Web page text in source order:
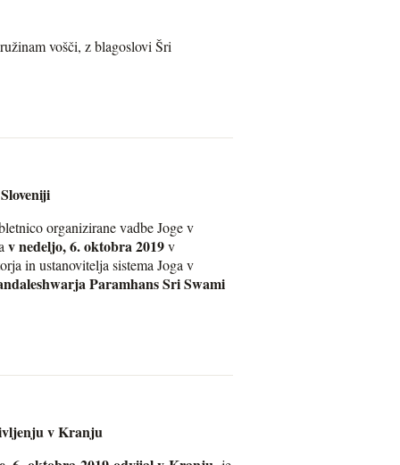
vošči, z blagoslovi Šri
organizirane vadbe Joge v
v nedeljo, 6. oktobra 2019v
in ustanovitelja sistema Joga v
Paramhans Sri Swami
v Kranju